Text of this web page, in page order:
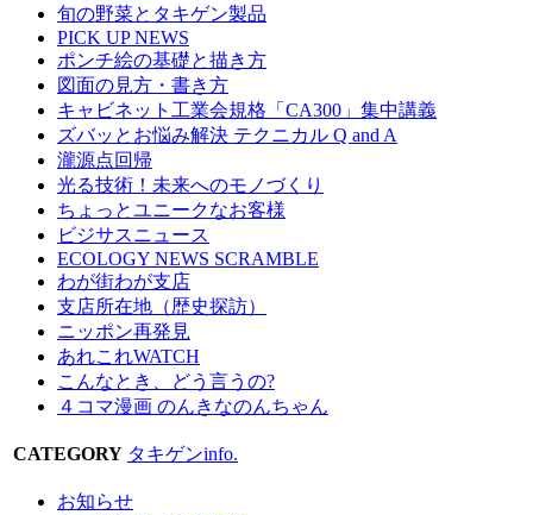
旬の野菜とタキゲン製品
PICK UP NEWS
ポンチ絵の基礎と描き方
図面の見方・書き方
キャビネット工業会規格「CA300」集中講義
ズバッとお悩み解決 テクニカル Q and A
瀧源点回帰
光る技術！未来へのモノづくり
ちょっとユニークなお客様
ビジサスニュース
ECOLOGY NEWS SCRAMBLE
わが街わが支店
支店所在地（歴史探訪）
ニッポン再発見
あれこれWATCH
こんなとき、どう言うの?
４コマ漫画 のんきなのんちゃん
CATEGORY タキゲンinfo.
お知らせ